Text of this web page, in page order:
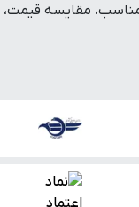
مقایسه قیمت،